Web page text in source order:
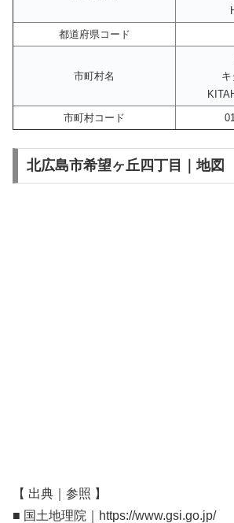
都道府県コード
市町村名
市町村コード
北広島市希望ヶ丘四丁目｜地図
【 出典｜参照 】
■ 国土地理院｜https://www.gsi.go.jp/